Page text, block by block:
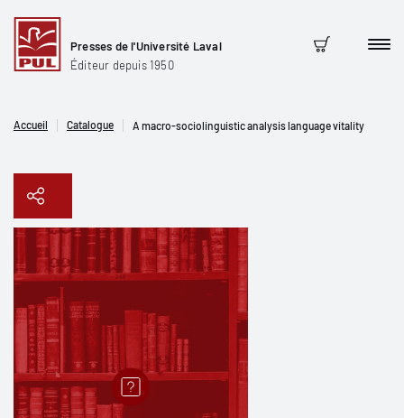
Presses de l'Université Laval
Éditeur depuis 1950
Panier
Accueil Catalogue A macro-sociolinguistic analysis language vitality
Copier le lien